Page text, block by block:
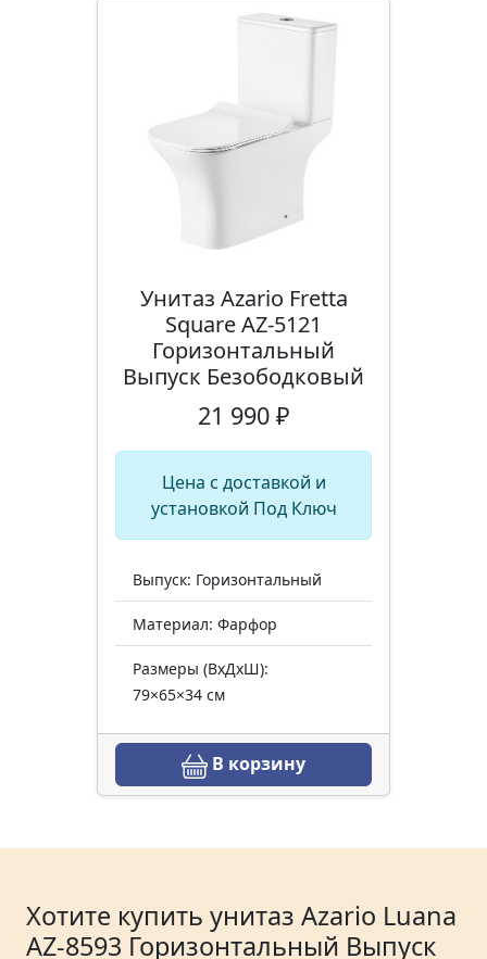
Унитаз Azario Fretta
Square AZ-5121
Горизонтальный
Выпуск Безободковый
21 990 ₽
Цена с доставкой и
установкой Под Ключ
Выпуск: Горизонтальный
Материал: Фарфор
Размеры (ВхДхШ):
79×65×34 см
В корзину
Хотите купить унитаз Azario Luana
AZ-8593 Горизонтальный Выпуск